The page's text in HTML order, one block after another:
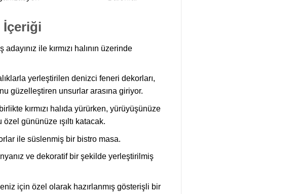
İçeriği
ile kırmızı halının üzerinde
yerleştirilen denizci feneri dekorları,
güzelleştiren unsurlar arasına giriyor.
kırmızı halıda yürürken, yürüyüşünüze
gününüze ışıltı katacak.
ile süslenmiş bir bistro masa.
ve dekoratif bir şekilde yerleştirilmiş
için özel olarak hazırlanmış gösterişli bir